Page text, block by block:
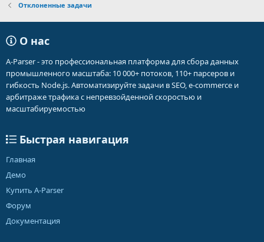
Отклоненные задачи
О нас
A-Parser - это профессиональная платформа для сбора данных
промышленного масштаба: 10 000+ потоков, 110+ парсеров и
гибкость Node.js. Автоматизируйте задачи в SEO, e-commerce и
арбитраже трафика с непревзойденной скоростью и
масштабируемостью
Быстрая навигация
Главная
Демо
Купить A-Parser
Форум
Документация